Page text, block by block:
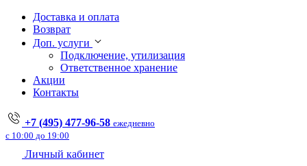
Доставка и оплата
Возврат
Доп. услуги
Подключение, утилизация
Ответственное хранение
Акции
Контакты
+7 (495) 477-96-58 ежедневно
с 10:00 до 19:00
Личный кабинет